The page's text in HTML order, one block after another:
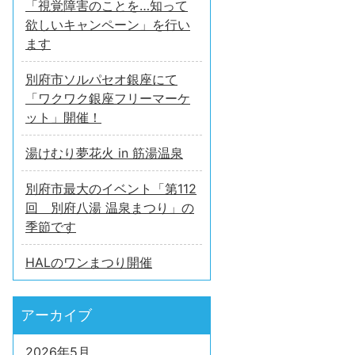
「視覚障害のことを…知って
欲しいキャンペーン」を行い
ます
別府市ソルパセオ銀座にて
「ワクワク銀座フリーマーケ
ット」開催！
湯けむり夢花火 in 筋湯温泉
別府市最大のイベント「第112
回 別府八湯 温泉まつり」の
季節です
HALのワンまつり開催
アーカイブ
2026年5月